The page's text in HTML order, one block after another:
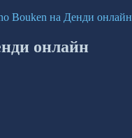
Bouken на Денди онлайн
онлайн